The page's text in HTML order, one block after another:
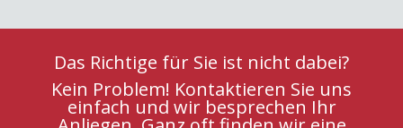
Das Richtige für Sie ist nicht dabei?
Kein Problem! Kontaktieren Sie uns
einfach und wir besprechen Ihr